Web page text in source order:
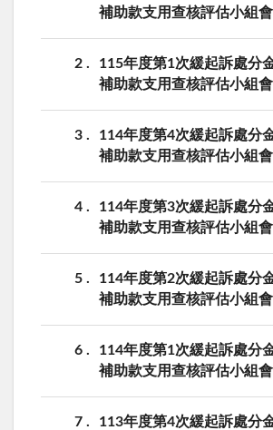
補助款支用查核評估小組
2
115年度第1次緩起訴處分
補助款支用查核評估小組
3
114年度第4次緩起訴處分
補助款支用查核評估小組
4
114年度第3次緩起訴處分
補助款支用查核評估小組
5
114年度第2次緩起訴處分
補助款支用查核評估小組
6
114年度第1次緩起訴處分
補助款支用查核評估小組
7
113年度第4次緩起訴處分